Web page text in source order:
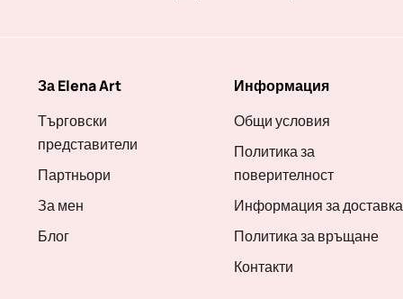
За Elena Art
Търговски
представители
Партньори
За мен
Блог
Информация
Общи условия
Политика за
поверителност
Информация за доставка
Политика за връщане
Контакти